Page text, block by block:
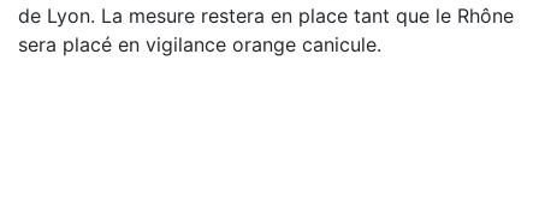
de Lyon. La mesure restera en place tant que le Rhône
sera placé en vigilance orange canicule.